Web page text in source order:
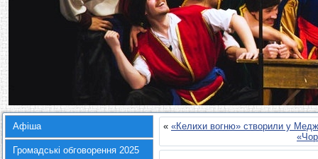
Афіша
Громадські обговорення 2025
« «Келихи вогню» створили у